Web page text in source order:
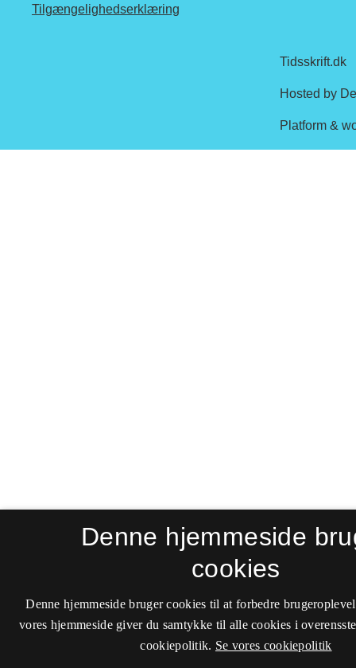
Tilgængelighedserklæring
Denne hjemmeside
cookies
Denne hjemmeside bruger cookies til at forbedre
vores hjemmeside giver du samtykke til alle cookies i
cookiepolitik. Se vores cookiepolitik